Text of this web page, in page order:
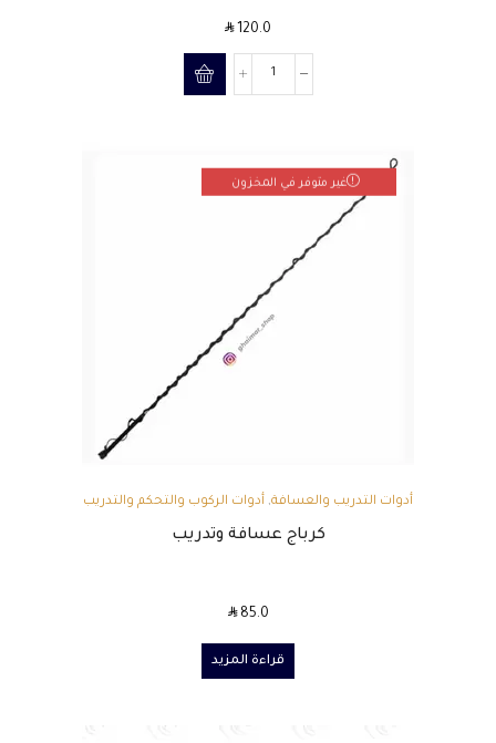
SAR120.0
غير متوفر في المخزون
أدوات التدريب والعسافة, أدوات الركوب والتحكم والتدريب
كرباج عسافة وتدريب
SAR85.0
قراءة المزيد